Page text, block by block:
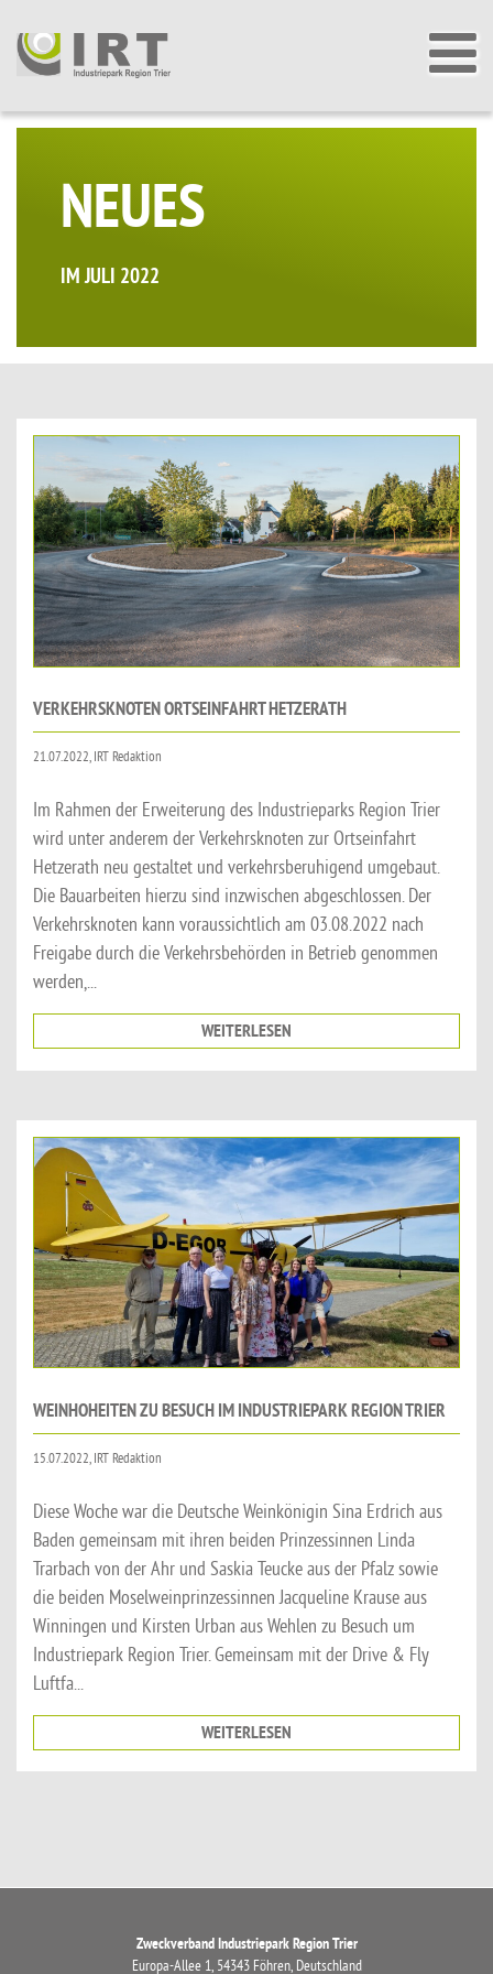
NEUES
IM JULI 2022
VERKEHRSKNOTEN ORTSEINFAHRT HETZERATH
21.07.2022, IRT Redaktion
Im Rahmen der Erweiterung des Industrieparks Region Trier
wird unter anderem der Verkehrsknoten zur Ortseinfahrt
Hetzerath neu gestaltet und verkehrsberuhigend umgebaut.
Die Bauarbeiten hierzu sind inzwischen abgeschlossen. Der
Verkehrsknoten kann voraussichtlich am 03.08.2022 nach
Freigabe durch die Verkehrsbehörden in Betrieb genommen
werden,...
WEITERLESEN
WEINHOHEITEN ZU BESUCH IM INDUSTRIEPARK REGION TRIER
15.07.2022, IRT Redaktion
Diese Woche war die Deutsche Weinkönigin Sina Erdrich aus
Baden gemeinsam mit ihren beiden Prinzessinnen Linda
Trarbach von der Ahr und Saskia Teucke aus der Pfalz sowie
die beiden Moselweinprinzessinnen Jacqueline Krause aus
Winningen und Kirsten Urban aus Wehlen zu Besuch um
Industriepark Region Trier. Gemeinsam mit der Drive & Fly
Luftfa...
WEITERLESEN
Zweckverband Industriepark Region Trier
Europa-Allee 1, 54343 Föhren, Deutschland